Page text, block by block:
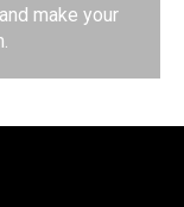
make your